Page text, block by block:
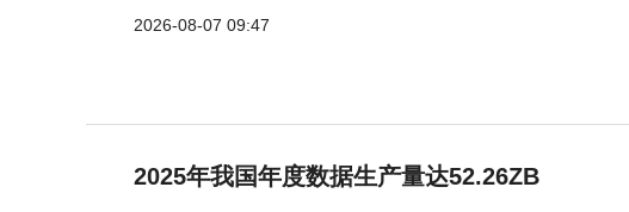
2026-08-07 09:47
2025年我国年度数据生产量达52.26ZB